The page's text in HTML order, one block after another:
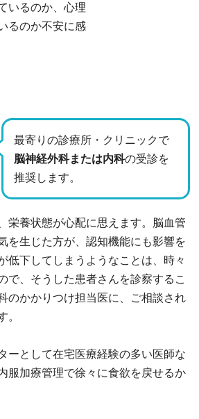
いるのか、心理
るのか不安に感
最寄りの診療所・クリニックで
脳神経外科または内科の受診を
推奨します。
栄養状態が心配に思えます。脳血管
を生じた方が、認知機能にも影響を
低下してしまうようなことは、時々
で、そうした患者さんを診察するこ
のかかりつけ担当医に、ご相談され
。
ーとして在宅医療経験の多い医師な
服加療管理で徐々に食欲を戻せるか